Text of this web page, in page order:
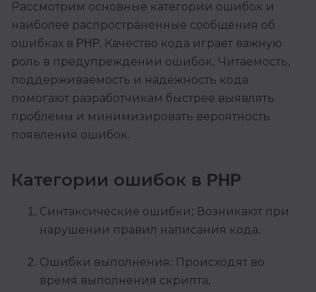
Рассмотрим основные категории ошибок и
наиболее распространенные сообщения об
ошибках в PHP. Качество кода играет важную
роль в предупреждении ошибок. Читаемость,
поддерживаемость и надёжность кода
помогают разработчикам быстрее выявлять
проблемы и минимизировать вероятность
появления ошибок.
Категории ошибок в PHP
Синтаксические ошибки: Возникают при
нарушении правил написания кода.
Ошибки выполнения: Происходят во
время выполнения скрипта.